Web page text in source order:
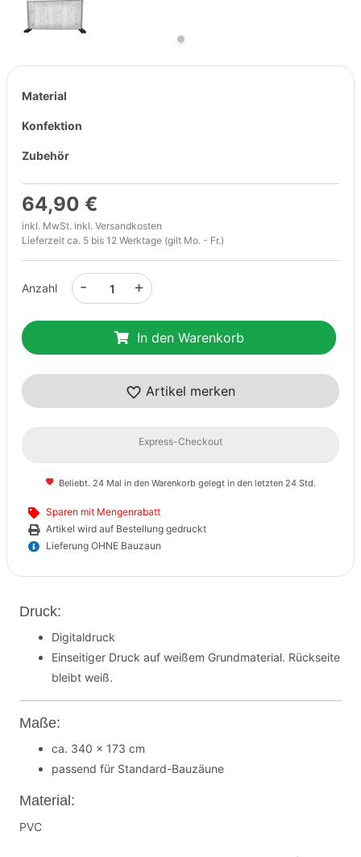
Material
Konfektion
Zubehör
64,90 €
inkl. MwSt. inkl. Versandkosten
Lieferzeit ca. 5 bis 12 Werktage (gilt Mo. - Fr.)
Anzahl +
-
In den Warenkorb
Artikel merken
Express-Checkout
Beliebt. 24 Mal in den Warenkorb gelegt in den letzten 24 Std.
Sparen mit Mengenrabatt
Artikel wird auf Bestellung gedruckt
Lieferung OHNE Bauzaun
Druck:
Digitaldruck
Einseitiger Druck auf weißem Grundmaterial. Rückseite
bleibt weiß.
Maße:
ca. 340 x 173 cm
passend für Standard-Bauzäune
Material:
PVC